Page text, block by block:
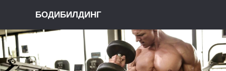
БОДИБИЛДИНГ